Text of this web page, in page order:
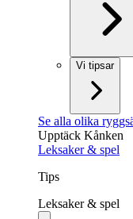
Vi tipsar
Se alla olika
Upptäck Kånken
Leksaker & spel
Tips
Leksaker & spel